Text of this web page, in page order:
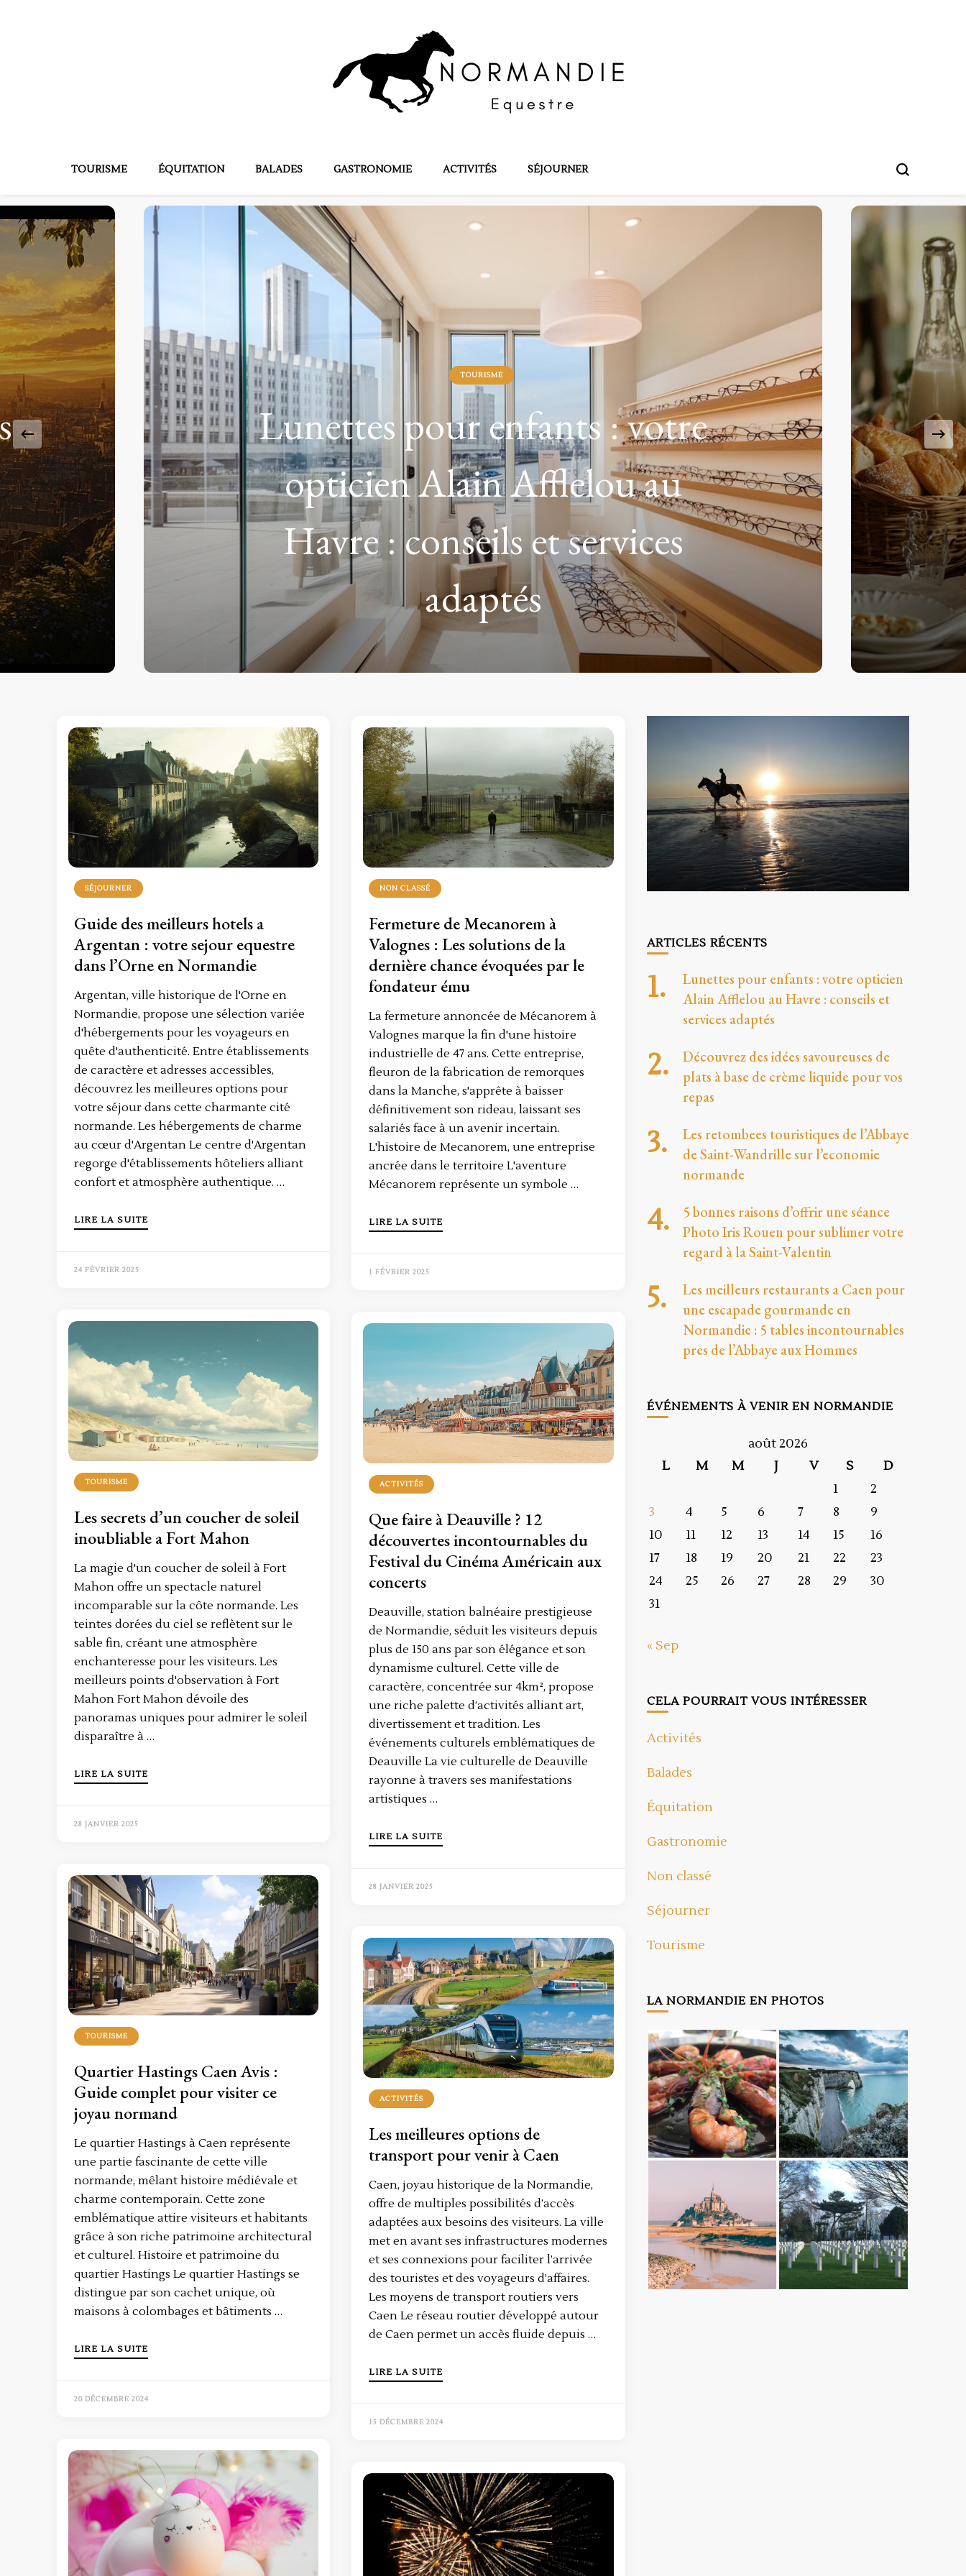
Normandie equestre
TOURISME ÉQUITATION BALADES GASTRONOMIE ACTIVITÉS SÉJOURNER
GASTRONOMIE
Découvrez des idées
savoureuses de plats à base de
crème liquide pour vos repas
SÉJOURNER
Guide des meilleurs hotels a
Argentan : votre sejour equestre
dans l’Orne en Normandie
Argentan, ville historique de l'Orne en
Normandie, propose une sélection variée
d'hébergements pour les voyageurs en
quête d'authenticité. Entre établissements
de caractère et adresses accessibles,
découvrez les meilleures options pour
votre séjour dans cette charmante cité
normande. Les hébergements de charme
au cœur d'Argentan Le centre d'Argentan
regorge d'établissements hôteliers alliant
confort et atmosphère authentique. …
LIRE LA SUITE
24 FÉVRIER 2025
NON CLASSÉ
Fermeture de Mecanorem à
Valognes : Les solutions de la
dernière chance évoquées par le
fondateur ému
La fermeture annoncée de Mécanorem à
Valognes marque la fin d'une histoire
industrielle de 47 ans. Cette entreprise,
fleuron de la fabrication de remorques
dans la Manche, s'apprête à baisser
définitivement son rideau, laissant ses
salariés face à un avenir incertain.
L'histoire de Mecanorem, une entreprise
ancrée dans le territoire L'aventure
Mécanorem représente un symbole …
LIRE LA SUITE
1 FÉVRIER 2025
TOURISME
Les secrets d’un coucher de soleil
inoubliable a Fort Mahon
La magie d'un coucher de soleil à Fort
Mahon offre un spectacle naturel
incomparable sur la côte normande. Les
teintes dorées du ciel se reflètent sur le
sable fin, créant une atmosphère
enchanteresse pour les visiteurs. Les
meilleurs points d'observation à Fort
Mahon Fort Mahon dévoile des
panoramas uniques pour admirer le soleil
disparaître à …
LIRE LA SUITE
28 JANVIER 2025
ACTIVITÉS
Que faire à Deauville ? 12
découvertes incontournables du
Festival du Cinéma Américain aux
concerts
Deauville, station balnéaire prestigieuse
de Normandie, séduit les visiteurs depuis
plus de 150 ans par son élégance et son
dynamisme culturel. Cette ville de
caractère, concentrée sur 4km², propose
une riche palette d’activités alliant art,
divertissement et tradition. Les
événements culturels emblématiques de
Deauville La vie culturelle de Deauville
rayonne à travers ses manifestations
artistiques …
LIRE LA SUITE
28 JANVIER 2025
TOURISME
Quartier Hastings Caen Avis :
Guide complet pour visiter ce
joyau normand
Le quartier Hastings à Caen représente
une partie fascinante de cette ville
normande, mêlant histoire médiévale et
charme contemporain. Cette zone
emblématique attire visiteurs et habitants
grâce à son riche patrimoine architectural
et culturel. Histoire et patrimoine du
quartier Hastings Le quartier Hastings se
distingue par son cachet unique, où
maisons à colombages et bâtiments …
LIRE LA SUITE
20 DÉCEMBRE 2024
ACTIVITÉS
Les meilleures options de
transport pour venir à Caen
Caen, joyau historique de la Normandie,
offre de multiples possibilités d’accès
adaptées aux besoins des visiteurs. La ville
met en avant ses infrastructures modernes
et ses connexions pour faciliter l’arrivée
des touristes et des voyageurs d’affaires.
Les moyens de transport routiers vers
Caen Le réseau routier développé autour
de Caen permet un accès fluide depuis …
LIRE LA SUITE
15 DÉCEMBRE 2024
ARTICLES RÉCENTS
Lunettes pour enfants : votre opticien
Alain Afflelou au Havre : conseils et
services adaptés
Découvrez des idées savoureuses de
plats à base de crème liquide pour vos
repas
Les retombees touristiques de l’Abbaye
de Saint-Wandrille sur l’economie
normande
5 bonnes raisons d’offrir une séance
Photo Iris Rouen pour sublimer votre
regard à la Saint-Valentin
Les meilleurs restaurants a Caen pour
une escapade gourmande en
Normandie : 5 tables incontournables
pres de l’Abbaye aux Hommes
ÉVÉNEMENTS À VENIR EN NORMANDIE
août 2026
L
M M J V S
D
1
2
3
4 5 6 7 8
9
10
11 12 13 14 15
16
17
18 19 20 21 22
23
24
25 26 27 28 29
30
31
« Sep
CELA POURRAIT VOUS INTÉRESSER
Activités
Balades
Équitation
Gastronomie
Non classé
Séjourner
Tourisme
LA NORMANDIE EN PHOTOS